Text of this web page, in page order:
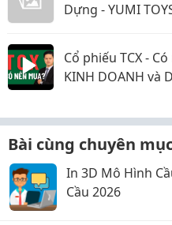
Dựng - YUMI
Cổ phiếu TCX -
KINH DOANH và
Bài cùng chuyên
In 3D Mô Hình
Cầu 2026